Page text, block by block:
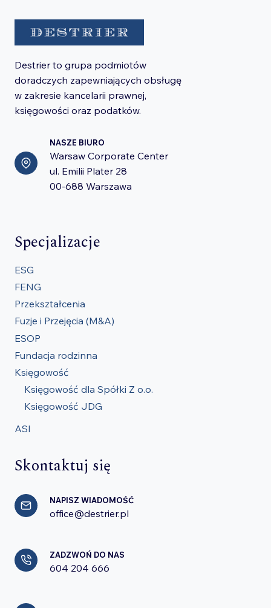
Destrier to grupa podmiotów
doradczych zapewniających obsługę
w zakresie kancelarii prawnej,
księgowości oraz podatków.
NASZE BIURO
Warsaw Corporate Center
ul. Emilii Plater 28
00-688 Warszawa
Specjalizacje
ESG
FENG
Przekształcenia
Fuzje i Przejęcia (M&A)
ESOP
Fundacja rodzinna
Księgowość
Księgowość dla Spółki Z o.o.
Księgowość JDG
ASI
Skontaktuj się
NAPISZ WIADOMOŚĆ
office@destrier.pl
ZADZWOŃ DO NAS
604 204 666